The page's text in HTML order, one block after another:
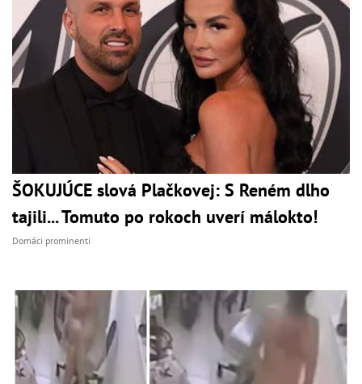
ŠOKUJÚCE slová Plačkovej: S Reném dlho
tajili... Tomuto po rokoch uverí málokto!
Domáci prominenti